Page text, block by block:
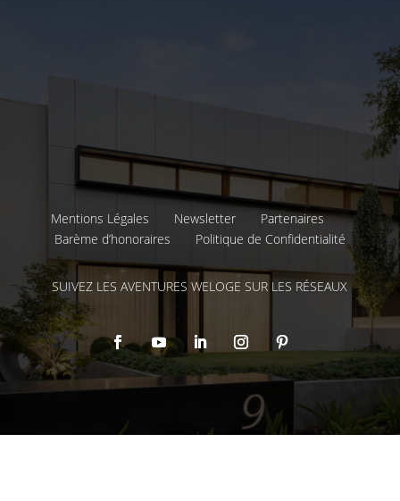
Mentions Légales Newsletter
Partenaires
Barème d’honoraires
Politique de Confidentialité
SUIVEZ LES AVENTURES WELOGE SUR LES RÉSEAUX